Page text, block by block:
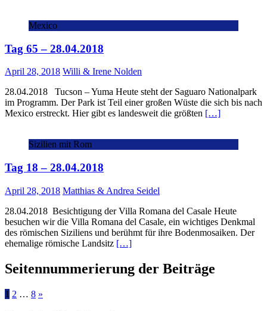
Mexico
Tag 65 – 28.04.2018
April 28, 2018 Willi & Irene Nolden
28.04.2018 Tucson – Yuma Heute steht der Saguaro Nationalpark
im Programm. Der Park ist Teil einer großen Wüste die sich bis nach
Mexico erstreckt. Hier gibt es landesweit die größten […]
Sizilien mit Rom
Tag 18 – 28.04.2018
April 28, 2018 Matthias & Andrea Seidel
28.04.2018 Besichtigung der Villa Romana del Casale Heute
besuchen wir die Villa Romana del Casale, ein wichtiges Denkmal
des römischen Siziliens und berühmt für ihre Bodenmosaiken. Der
ehemalige römische Landsitz […]
Seitennummerierung der Beiträge
1 2 … 8 »